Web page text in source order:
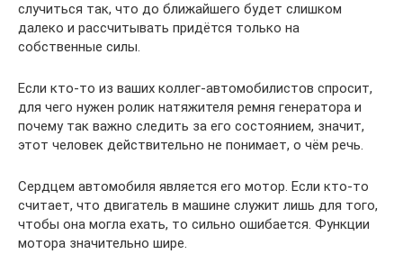
случиться так, что до ближайшего будет слишком
далеко и рассчитывать придётся только на
собственные силы.
Если кто-то из ваших коллег-автомобилистов спросит,
для чего нужен ролик натяжителя ремня генератора и
почему так важно следить за его состоянием, значит,
этот человек действительно не понимает, о чём речь.
Сердцем автомобиля является его мотор. Если кто-то
считает, что двигатель в машине служит лишь для того,
чтобы она могла ехать, то сильно ошибается. Функции
мотора значительно шире.